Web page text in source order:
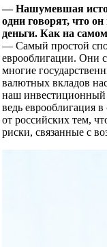
— Нашумевшая
одни говорят, что
деньги. Как на
— Самый простой
еврооблигации. Они
многие
валютных вкладов
наш инвестиционный
ведь еврооблигация
от российских тем,
риски, связанные с